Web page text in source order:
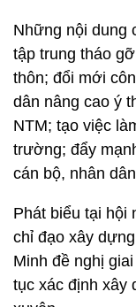
Những nội dung
tập trung tháo
thôn; đổi mới
dân nâng cao ý
NTM; tạo việc
trường; đẩy
cán bộ, nhân
Phát biểu tại hội
chỉ đạo xây
Minh đề nghị
tục xác định xây